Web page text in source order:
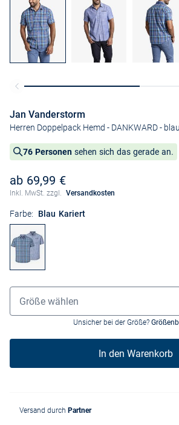
Jan Vanderstorm
Herren Doppelpack Hemd - DANKWARD-
76 Personen sehen sich das gerade an.
ab 69,99 €
Inkl. MwSt. zzgl. Versandkosten
Farbe: Blau Kariert
Größenauswahl
Größe wählen
Unsicher bei der Größe?
In den Warenkorb
Versand durch Partner